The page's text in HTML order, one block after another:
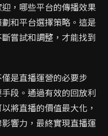
，哪些平台的傳播效果
和平台選擇策略。這是
嘗試和調整，才能找到
是直播運營的必要步
段。通過有效的回放利
將直播的價值最大化，
響力，最終實現直播運